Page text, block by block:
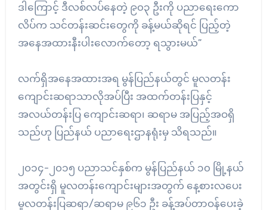
ဒါကြောင့် ဒီလစ်လပ်နေတဲ့ ၉၀၃ ဦးကို ပညာရေးကော
လိပ်က သင်တန်းဆင်းတွေကို ခန့်မယ်ဆိုရင် ပြည့်တဲ့
အနေအထားနီးပါးလောက်တော့ ရသွားမယ်”
လက်ရှိအနေအထားအရ မွန်ပြည်နယ်တွင် မူလတန်း
ကျောင်းဆရာသာလိုအပ်ပြီး အထက်တန်းပြနှင့်
အလယ်တန်းပြ ကျောင်းဆရာ၊ ဆရာမ အပြည့်အဝရှိ
သည်ဟု ပြည်နယ် ပညာရေးဌာနရုံးမှ သိရသည်။
၂၀၁၄-၂၀၁၅ ပညာသင်နှစ်က မွန်ပြည်နယ် ၁၀ မြို့နယ်
အတွင်းရှိ မူလတန်းကျောင်းများအတွက် နေ့စားလပေး
မူလတန်းပြဆရာ/ဆရာမ ၉၆၁ ဦး ခန့်အပ်တာဝန်ပေးခဲ့